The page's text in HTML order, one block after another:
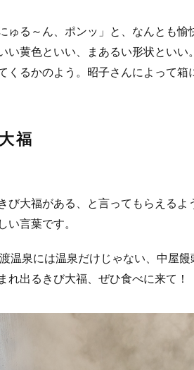
ゅる～ん、ポンッ」と、なんとも
い黄色といい、まあるい形状とい
くるかのよう。昭子さんによって
福
び大福がある、と言ってもらえるよ
い言葉です。
温泉には温泉だけじゃない、中屋
れ出るきび大福、ぜひ食べに来て！